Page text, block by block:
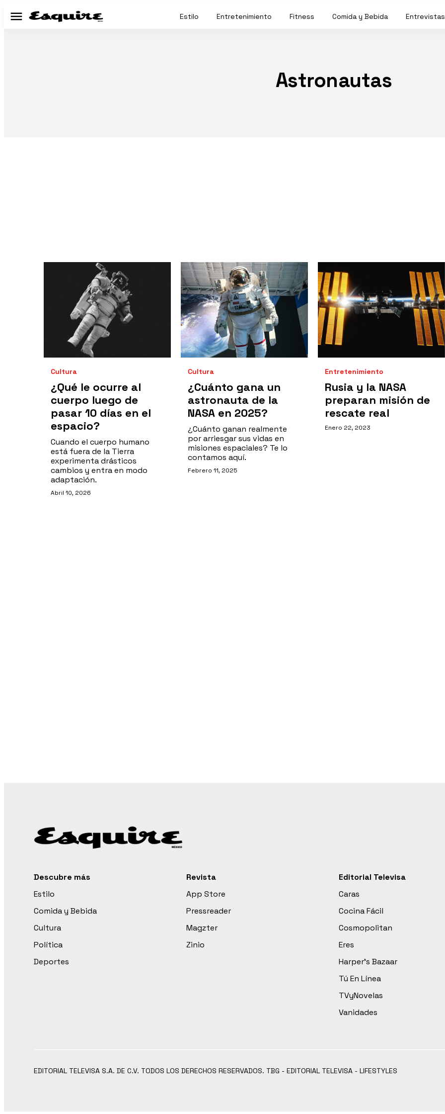
Menú Estilo Entretenimiento Fitness Comida y Bebida Entrevistas
Astronautas
Cultura
¿Qué le ocurre al
cuerpo luego de
pasar 10 días en el
espacio?
Cuando el cuerpo humano
está fuera de la Tierra
experimenta drásticos
cambios y entra en modo
adaptación.
Abril 10, 2026
Cultura
¿Cuánto gana un
astronauta de la
NASA en 2025?
¿Cuánto ganan realmente
por arriesgar sus vidas en
misiones espaciales? Te lo
contamos aquí.
Febrero 11, 2025
Entretenimiento
Rusia y la NASA
preparan misión de
rescate real
Enero 22, 2023
Descubre más
Estilo
Comida y Bebida
Cultura
Política
Deportes
Revista
App Store
Pressreader
Magzter
Zinio
Editorial Televisa
Caras
Cocina Fácil
Cosmopolitan
Eres
Harper’s Bazaar
Tú En Línea
TVyNovelas
Vanidades
EDITORIAL TELEVISA S.A. DE C.V. TODOS LOS DERECHOS RESERVADOS. TBG - EDITORIAL TELEVISA - LIFESTYLES